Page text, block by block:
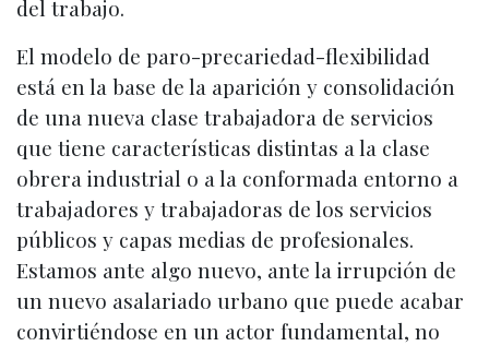
del trabajo.
El modelo de paro-precariedad-flexibilidad
está en la base de la aparición y consolidación
de una nueva clase trabajadora de servicios
que tiene características distintas a la clase
obrera industrial o a la conformada entorno a
trabajadores y trabajadoras de los servicios
públicos y capas medias de profesionales.
Estamos ante algo nuevo, ante la irrupción de
un nuevo asalariado urbano que puede acabar
convirtiéndose en un actor fundamental, no